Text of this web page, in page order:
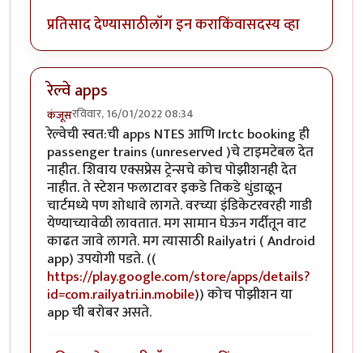
प्रतिसाद देण्यासाठीलॉग इन कराकिंवासदस्य व्हा
रेल्वे apps
कंजूसरविवार, 16/01/2022 08:34
रेल्वेची स्वत:ची apps NTES आणि Irctc booking ही
passenger trains (unreserved )चे टाइमटेबल देत
नाहीत. शिवाय एक्सप्रेस ट्रेन्सचे कोच पोझीशनही देत
नाहीत. ते स्टेशन फलाटावर इकडे तिकडे धुंडाळून
चार्टमध्ये पण शोधावे लागते. वरच्या इंडिकेटरवरही गाडी
येण्याच्यावेळी लावतात. मग सामान घेऊन गर्दीतून वाट
काढत जावे लागते. मग त्यासाठी Railyatri ( Android
app) उपयोगी पडते. ((
https://play.google.com/store/apps/details?
id=com.railyatri.in.mobile)) कोच पोझीशन या
app ची बरोबर असते.